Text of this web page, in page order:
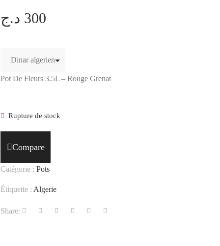
300 د.ج
Pot De Fleurs 3.5L – Rouge Grenat
Rupture de stock
Compare
Catégorie :Pots
Étiquette : Algerie
Share: